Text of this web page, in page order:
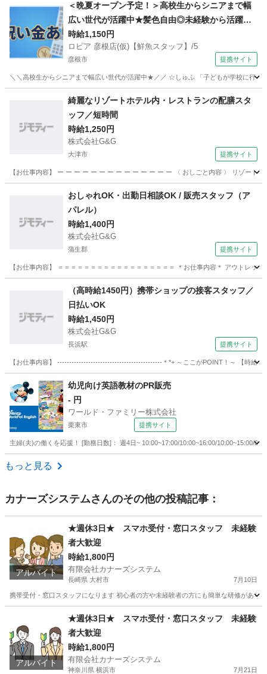
＜晩夏オープン予定！＞高校生からシニアまで幅
広い世代が活躍中★髪色自由◎未経験から活躍で
きる！ロピアの【鮮魚スタッフ】
時給1,150円
ロピア 彦根店(仮)【鮮魚スタッフ】/5
彦根市 提携サイト
＼＼高校生からシニアまで幅広い世代が活躍中★／／ ☆しゅふ 「子どもが学校に行っ
コンビニ
綺麗なリゾートホテル内・レストランの配膳スタ
ッフ／短時間
時給1,250円
株式会社G&G
大津市 提携サイト
【お仕事内容】 ー ー ー ー ー ー ー ー ー ー ー ー ー ー 〈 おしごと内容 〉 リゾー
その他
おしゃれOK・出勤日相談OK / 販売スタッフ（ア
パレル）
時給1,400円
株式会社G&G
蒲生郡 提携サイト
【お仕事内容】 ＝＝＝＝＝＝＝＝＝＝＝＝＝＝＝＝＝＝ ＊お仕事内容＊ アウトレ
その他
（高時給1450円）携帯ショップの接客スタッフ／
日払いOK
時給1,450円
株式会社G&G
長浜駅 提携サイト
【お仕事内容】 --------------------------------------------＊*+ ～ここがPOINT！～ 【時給】
滋賀 長浜市 長浜駅 その他
幼児向け英語教材のPR販売
- 円
ワールド・ファミリー株式会社
栗東市 提携サイト
主婦(夫)の働くを応援！ [勤務日数]： 週4日~ 10:00~17:00/10:00~16:00/10:00~15:00/
滋賀 栗東市
もっと見る
カナーズシステムさんのその他の投稿記事：
アルバイト
★週休3日★ スマホ受付・窓口スタッフ 未経験
者大歓迎
時給1,800円
有限会社カナーズシステム
長崎県 大村市 7月10日
携帯受付・窓口スタッフになります 初心者の方や未経験者の方にも簡単な研修があ
携帯ショップ
アルバイト
★週休3日★ スマホ受付・窓口スタッフ 未経験
者大歓迎
時給1,800円
有限会社カナーズシステム
神奈川県 横浜市 7月21日